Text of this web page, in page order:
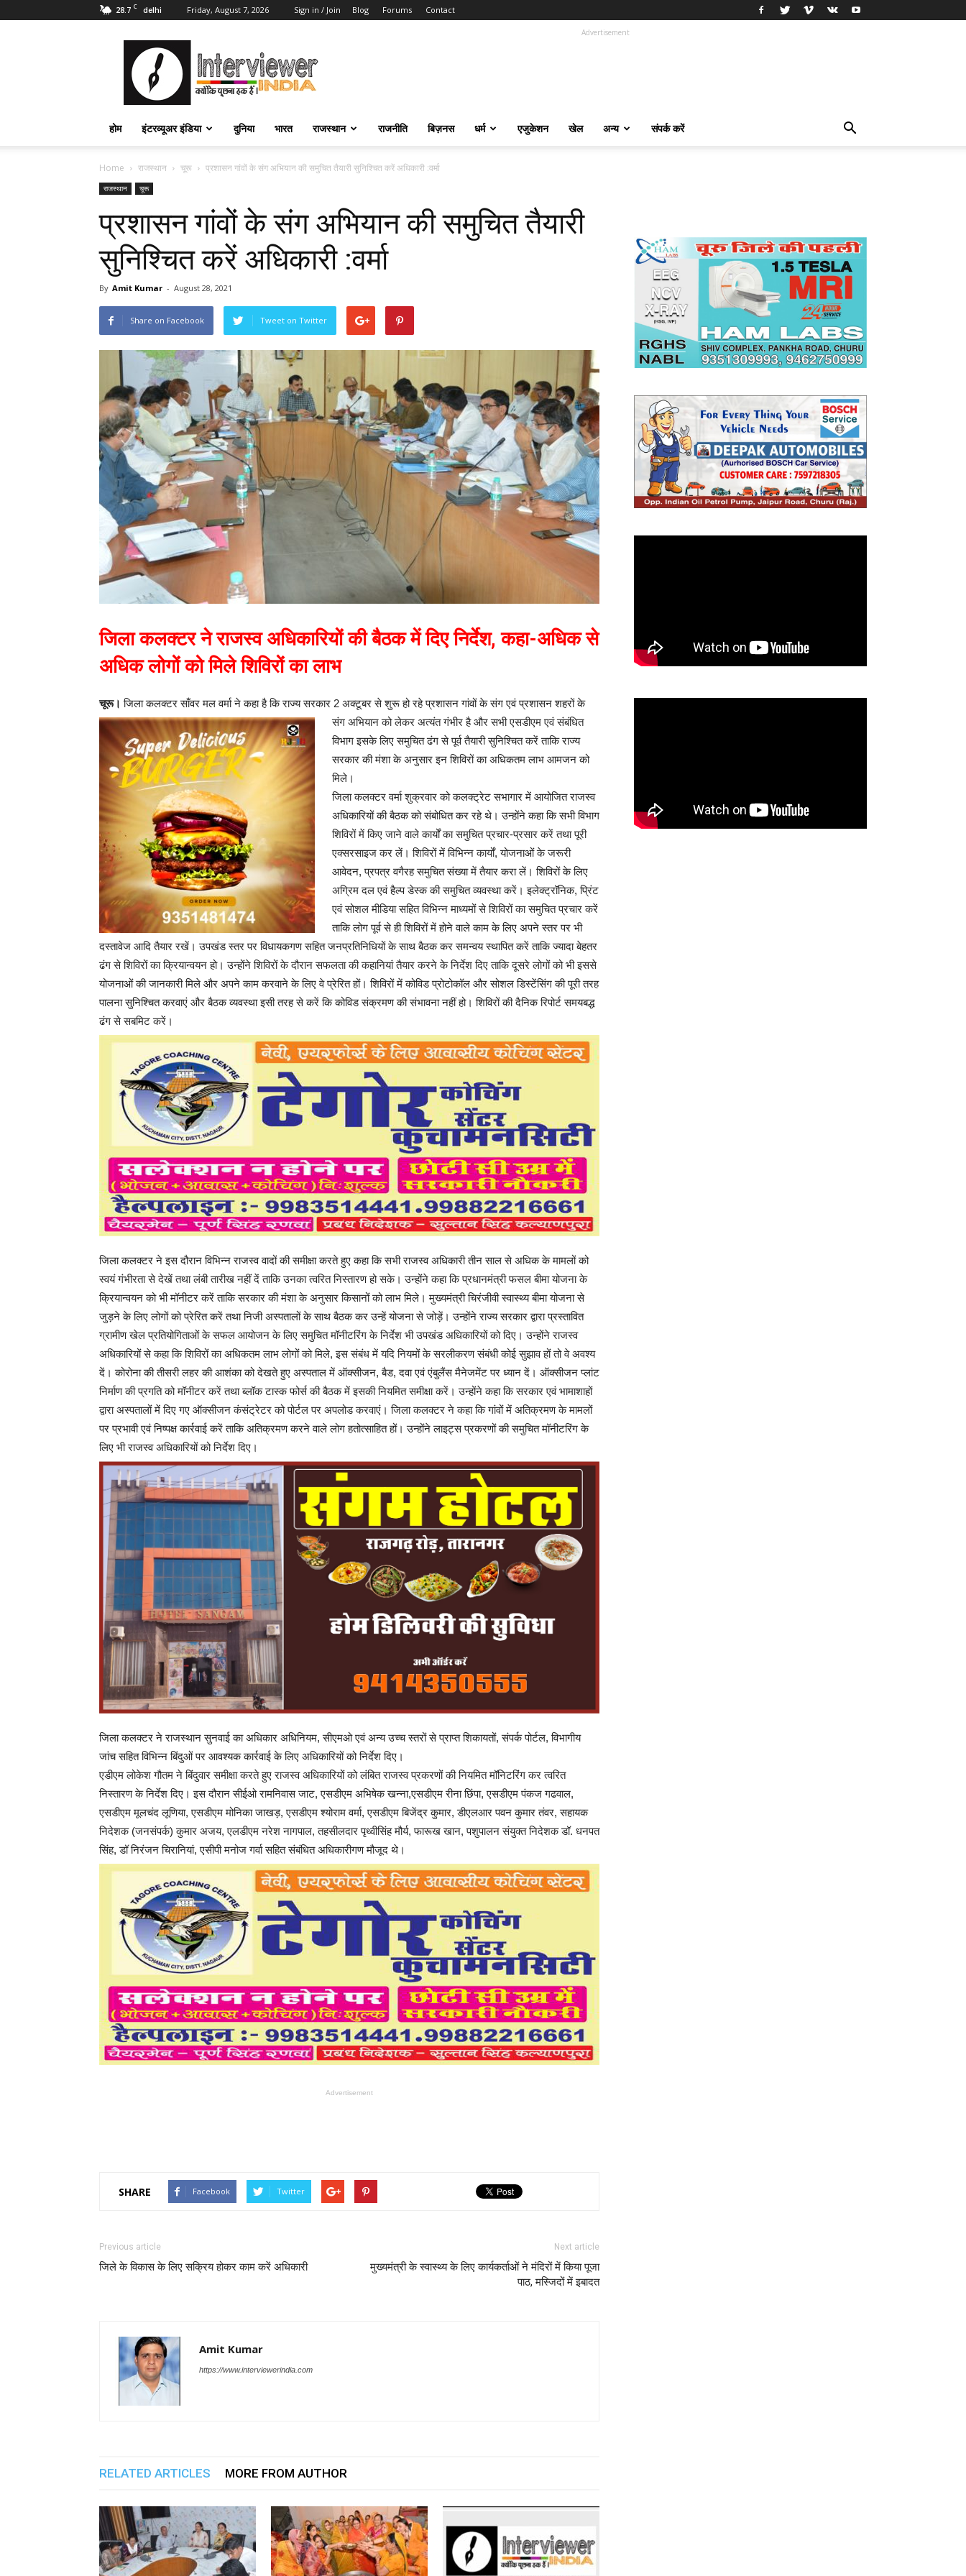
28.7 C delhi Friday, August 7, 2026 Sign in / Join Blog Forums Contact
Interviewer
India
इंटरव्यूअर
इंडिया
Advertisement
होम इंटरव्यूअर इंडिया दुनिया भारत राजस्थान राजनीति बिज़नस धर्म एजुकेशन खेल अन्य संपर्क करें
Home राजस्थान चूरू प्रशासन गांवों के संग अभियान की समुचित तैयारी सुनिश्चित करें अधिकारी :वर्मा
राजस्थान चूरू
प्रशासन गांवों के संग अभियान की समुचित तैयारी
सुनिश्चित करें अधिकारी :वर्मा
By Amit Kumar - August 28, 2021
Share on Facebook Tweet on Twitter
जिला कलक्टर ने राजस्व अधिकारियों की बैठक में दिए निर्देश, कहा-अधिक से
अधिक लोगों को मिले शिविरों का लाभ
चूरू। जिला कलक्टर साँवर मल वर्मा ने कहा है कि राज्य सरकार 2 अक्टूबर से शुरू हो रहे प्रशासन गांवों के संग एवं प्रशासनशहरों के
संग अभियान को लेकर अत्यंत गंभीर है और सभी एसडीएम एवं संबंधित
विभाग इसके लिए समुचित ढंग से पूर्व तैयारी सुनिश्चित करें ताकि राज्य
सरकार की मंशा के अनुसार इन शिविरों का अधिकतम लाभ आमजन को
मिले।
जिला कलक्टर वर्मा शुक्रवार को कलक्ट्रेट सभागार में आयोजित राजस्व
अधिकारियों की बैठक को संबोधित कर रहे थे। उन्होंने कहा कि सभी विभाग
शिविरों में किए जाने वाले कार्यों का समुचित प्रचार-प्रसार करें तथा पूरी
एक्सरसाइज कर लें। शिविरों में विभिन्न कार्यों, योजनाओं के जरूरी
आवेदन, प्रपत्र वगैरह समुचित संख्या में तैयार करा लें। शिविरों के लिए
अग्रिम दल एवं हैल्प डेस्क की समुचित व्यवस्था करें। इलेक्ट्रॉनिक, प्रिंट
एवं सोशल मीडिया सहित विभिन्न माध्यमों से शिविरों का समुचित प्रचार करें
ताकि लोग पूर्व से ही शिविरों में होने वाले काम के लिए अपने स्तर पर भी
दस्तावेज आदि तैयार रखें। उपखंड स्तर पर विधायकगण सहित जनप्रतिनिधियों के साथ बैठक कर समन्वय स्थापित करें ताकि ज्यादा बेहतर
ढंग से शिविरों का क्रियान्वयन हो। उन्होंने शिविरों के दौरान सफलता की कहानियां तैयार करने के निर्देश दिए ताकि दूसरे लोगों को भी इससे
योजनाओं की जानकारी मिले और अपने काम करवाने के लिए वे प्रेरित हों। शिविरों में कोविड प्रोटोकॉल और सोशल डिस्टेंसिंग की पूरी तरह
पालना सुनिश्चित करवाएं और बैठक व्यवस्था इसी तरह से करें कि कोविड संक्रमण की संभावना नहीं हो। शिविरों की दैनिक रिपोर्ट समयबद्ध
ढंग से सबमिट करें।
जिला कलक्टर ने इस दौरान विभिन्न राजस्व वादों की समीक्षा करते हुए कहा कि सभी राजस्व अधिकारी तीन साल से अधिक के मामलों को
स्वयं गंभीरता से देखें तथा लंबी तारीख नहीं दें ताकि उनका त्वरित निस्तारण हो सके। उन्होंने कहा कि प्रधानमंत्री फसल बीमा योजना के
क्रियान्वयन को भी मॉनीटर करें ताकि सरकार की मंशा के अनुसार किसानों को लाभ मिले। मुख्यमंत्री चिरंजीवी स्वास्थ्य बीमा योजना से
जुड़ने के लिए लोगों को प्रेरित करें तथा निजी अस्पतालों के साथ बैठक कर उन्हें योजना से जोड़ें। उन्होंने राज्य सरकार द्वारा प्रस्तावित
ग्रामीण खेल प्रतियोगिताओं के सफल आयोजन के लिए समुचित मॉनीटरिंग के निर्देश भी उपखंड अधिकारियों को दिए। उन्होंने राजस्व
अधिकारियों से कहा कि शिविरों का अधिकतम लाभ लोगों को मिले, इस संबंध में यदि नियमों के सरलीकरण संबंधी कोई सुझाव हों तो वे अवश्य
दें। कोरोना की तीसरी लहर की आशंका को देखते हुए अस्पताल में ऑक्सीजन, बैड, दवा एवं एंबुलैंस मैनेजमेंट पर ध्यान दें। ऑक्सीजन प्लांट
निर्माण की प्रगति को मॉनीटर करें तथा ब्लॉक टास्क फोर्स की बैठक में इसकी नियमित समीक्षा करें। उन्होंने कहा कि सरकार एवं भामाशाहों
द्वारा अस्पतालों में दिए गए ऑक्सीजन कंसंट्रेटर को पोर्टल पर अपलोड करवाएं। जिला कलक्टर ने कहा कि गांवों में अतिक्रमण के मामलों
पर प्रभावी एवं निष्पक्ष कार्रवाई करें ताकि अतिक्रमण करने वाले लोग हतोत्साहित हों। उन्होंने लाइट्स प्रकरणों की समुचित मॉनीटरिंग के
लिए भी राजस्व अधिकारियों को निर्देश दिए।
जिला कलक्टर ने राजस्थान सुनवाई का अधिकार अधिनियम, सीएमओ एवं अन्य उच्च स्तरों से प्राप्त शिकायतों, संपर्क पोर्टल, विभागीय
जांच सहित विभिन्न बिंदुओं पर आवश्यक कार्रवाई के लिए अधिकारियों को निर्देश दिए।
एडीएम लोकेश गौतम ने बिंदुवार समीक्षा करते हुए राजस्व अधिकारियों को लंबित राजस्व प्रकरणों की नियमित मॉनिटरिंग कर त्वरित
निस्तारण के निर्देश दिए। इस दौरान सीईओ रामनिवास जाट, एसडीएम अभिषेक खन्ना,एसडीएम रीना छिंपा, एसडीएम पंकज गढवाल,
एसडीएम मूलचंद लूणिया, एसडीएम मोनिका जाखड़, एसडीएम श्योराम वर्मा, एसडीएम बिजेंद्र कुमार, डीएलआर पवन कुमार तंवर, सहायक
निदेशक (जनसंपर्क) कुमार अजय, एलडीएम नरेश नागपाल, तहसीलदार पृथ्वीसिंह मौर्य, फारूख खान, पशुपालन संयुक्त निदेशक डॉ. धनपत
सिंह, डॉ निरंजन चिरानियां, एसीपी मनोज गर्वा सहित संबंधित अधिकारीगण मौजूद थे।
Advertisement
SHARE Facebook Twitter
Previous article
जिले के विकास के लिए सक्रिय होकर काम करें अधिकारी
Next article
मुख्यमंत्री के स्वास्थ्य के लिए कार्यकर्ताओं ने मंदिरों में किया पूजा
पाठ, मस्जिदों में इबादत
Amit Kumar
https://www.interviewerindia.com
RELATED ARTICLES MORE FROM AUTHOR